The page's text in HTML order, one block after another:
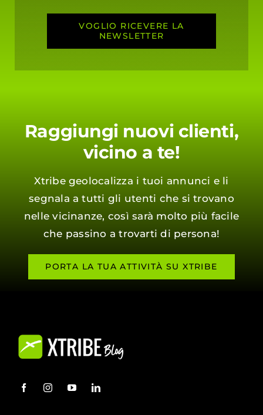
VOGLIO RICEVERE LA
NEWSLETTER
Raggiungi nuovi clienti,
vicino a te!
Xtribe geolocalizza i tuoi annunci e li
segnala a tutti gli utenti che si trovano
nelle vicinanze, così sarà molto più facile
che passino a trovarti di persona!
PORTA LA TUA ATTIVITÀ SU XTRIBE